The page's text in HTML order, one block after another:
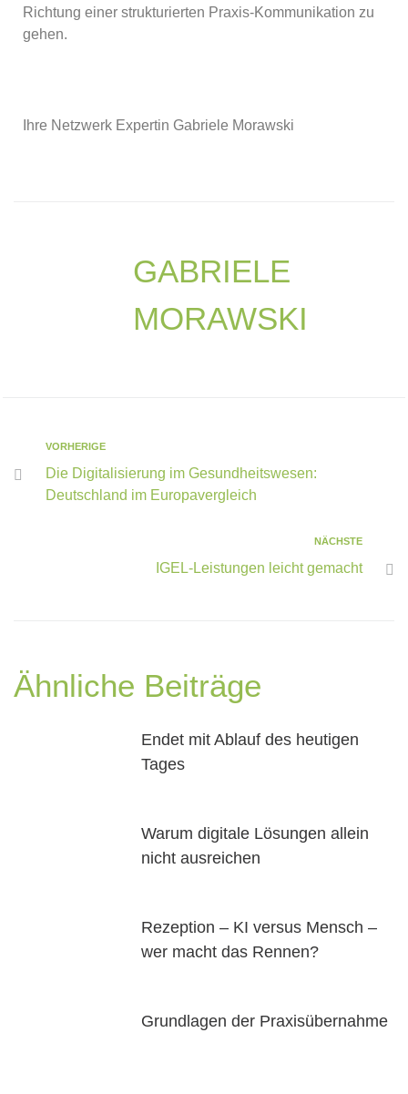
Richtung einer strukturierten Praxis-Kommunikation zu
gehen.
Ihre Netzwerk Expertin Gabriele Morawski
GABRIELE
MORAWSKI
VORHERIGE
Die Digitalisierung im Gesundheitswesen:
Deutschland im Europavergleich
NÄCHSTE
IGEL-Leistungen leicht gemacht
Ähnliche Beiträge
Endet mit Ablauf des heutigen
Tages
Warum digitale Lösungen allein
nicht ausreichen
Rezeption – KI versus Mensch –
wer macht das Rennen?
Grundlagen der Praxisübernahme